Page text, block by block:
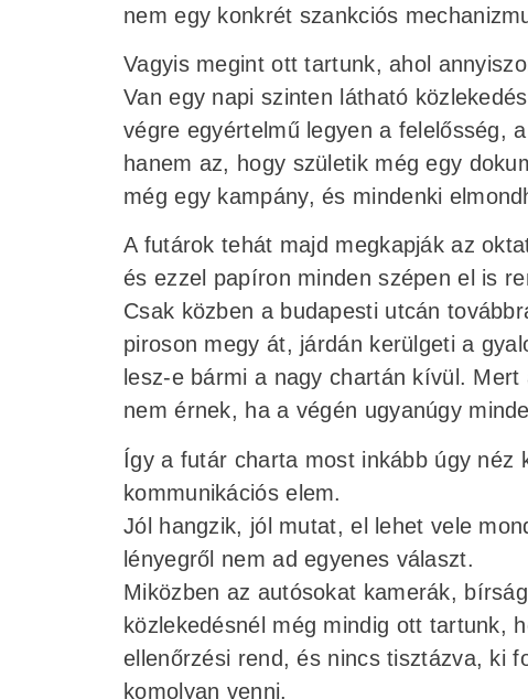
nem egy konkrét szankciós
Vagyis megint ott tartunk, ahol
Van egy napi szinten látható
végre egyértelmű legyen a felelősség,
hanem az, hogy születik még egy
még egy kampány, és mindenki
A futárok tehát majd megkapják az
és ezzel papíron minden szépen el is
Csak közben a budapesti utcán
piroson megy át, járdán kerülgeti a
lesz-e bármi a nagy chartán kívül.
nem érnek, ha a végén ugyanúgy
Így a futár charta most inkább úgy néz
kommunikációs elem.
Jól hangzik, jól mutat, el lehet vele
lényegről nem ad egyenes választ.
Miközben az autósokat kamerák,
közlekedésnél még mindig ott tartunk,
ellenőrzési rend, és nincs tisztázva, ki
komolyan venni.